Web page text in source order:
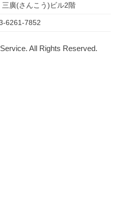
廣(さんこう)ビル2階
6261-7852
All Rights Reserved.